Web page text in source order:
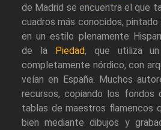
de Madrid se encuentra el que
cuadros más conocidos,
en un estilo plenamente
de la Piedad, que utiliza
completamente nórdico, con
veían en España. Muchos
recursos, copiando los fondos
tablas de maestros flamencos
bien mediante dibujos y